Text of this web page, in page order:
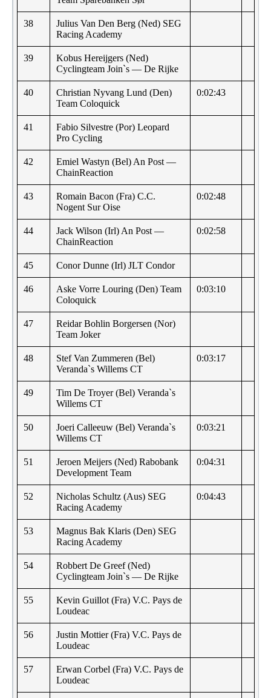
38
Julius Van Den Berg (Ned) SEG
Racing Academy
39
Kobus Hereijgers (Ned)
Cyclingteam Join`s — De Rijke
40
Christian Nyvang Lund (Den)
Team Coloquick
0:02:43
41
Fabio Silvestre (Por) Leopard
Pro Cycling
42
Emiel Wastyn (Bel) An Post —
ChainReaction
43
Romain Bacon (Fra) C.C.
Nogent Sur Oise
0:02:48
44
Jack Wilson (Irl) An Post —
ChainReaction
0:02:58
45 Conor Dunne (Irl) JLT Condor
46
Aske Vorre Louring (Den) Team
Coloquick
0:03:10
47
Reidar Bohlin Borgersen (Nor)
Team Joker
48
Stef Van Zummeren (Bel)
Veranda`s Willems CT
0:03:17
49
Tim De Troyer (Bel) Veranda`s
Willems CT
50
Joeri Calleeuw (Bel) Veranda`s
Willems CT
0:03:21
51
Jeroen Meijers (Ned) Rabobank
Development Team
0:04:31
52
Nicholas Schultz (Aus) SEG
Racing Academy
0:04:43
53
Magnus Bak Klaris (Den) SEG
Racing Academy
54
Robbert De Greef (Ned)
Cyclingteam Join`s — De Rijke
55
Kevin Guillot (Fra) V.C. Pays de
Loudeac
56
Justin Mottier (Fra) V.C. Pays de
Loudeac
57
Erwan Corbel (Fra) V.C. Pays de
Loudeac